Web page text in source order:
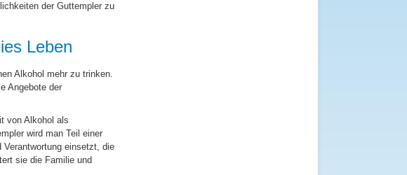
der Guttempler zu
Leben
Alkohol mehr zu trinken.
Angebote der
von Alkohol als
wird man Teil einer
einsetzt, die
sie die Familie und